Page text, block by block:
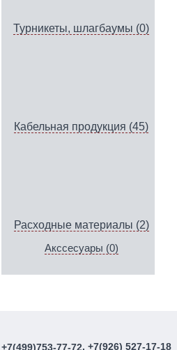
Турникеты, шлагбаумы (0)
Кабельная продукция (45)
Расходные материалы (2)
Акссесуары (0)
+7(499)753-77-72, +7(926) 527-17-18